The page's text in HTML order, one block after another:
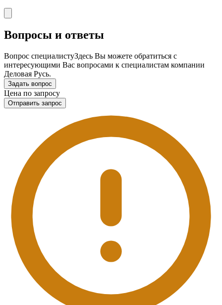
Вопросы и ответы
Вопрос специалистуЗдесь Вы можете обратиться с
интересующими Вас вопросами к специалистам компании
Деловая Русь.
Задать вопрос
Цена по запросу
Отправить запрос